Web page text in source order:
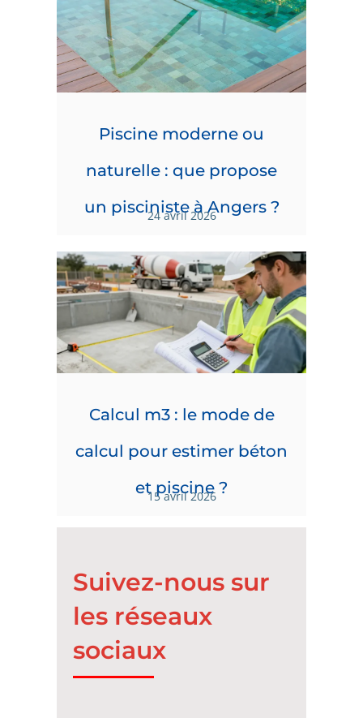
Piscine moderne ou
naturelle : que propose
un pisciniste à Angers ?
24 avril 2026
Calcul m3 : le mode de
calcul pour estimer béton
et piscine ?
15 avril 2026
Suivez-nous sur
les réseaux
sociaux